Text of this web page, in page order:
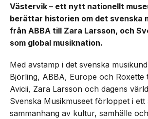
Västervik – ett nytt nationellt
berättar historien om det svenska
från ABBA till Zara Larsson, och
som global musiknation.
Med avstamp i det svenska
Björling, ABBA, Europe och Roxette
Avicii, Zara Larsson och dagens
Svenska Musikmuseet förloppet i ett
sammanhang av kultur, samhälle